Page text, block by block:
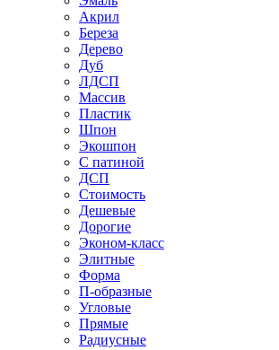
Акрил
Береза
Дерево
Дуб
ЛДСП
Массив
Пластик
Шпон
Экошпон
С патиной
ДСП
Стоимость
Дешевые
Дорогие
Эконом-класс
Элитные
Форма
П-образные
Угловые
Прямые
Радиусные